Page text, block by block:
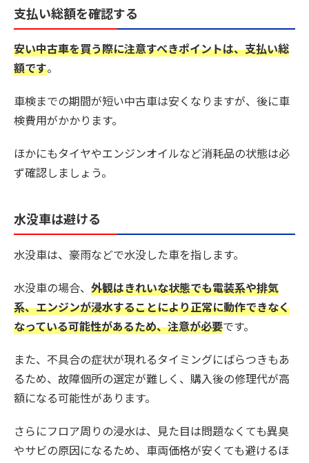
支払い総額を確認する
安い中古車を買う際に注意すべきポイントは、支払い総
額です。
車検までの期間が短い中古車は安くなりますが、後に車
検費用がかかります。
ほかにもタイヤやエンジンオイルなど消耗品の状態は必
ず確認しましょう。
水没車は避ける
水没車は、豪雨などで水没した車を指します。
水没車の場合、 外観はきれいな状態でも電装系や排気
系、エンジンが浸水することにより正常に動作できなく
なっている可能性があるため、注意が必要です。
また、不具合の症状が現れるタイミングにばらつきもあ
るため、故障個所の選定が難しく、購入後の修理代が高
額になる可能性があります。
さらにフロア周りの浸水は、見た目は問題なくても異臭
やサビの原因になるため、車両価格が安くても避けるほ